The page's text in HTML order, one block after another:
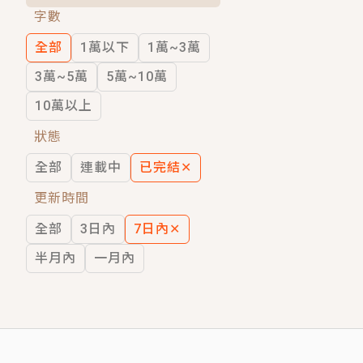
穿越｜《穿越遠古後成了野人娘子》你
字數
全部
1萬以下
1萬~3萬
3萬~5萬
5萬~10萬
10萬以上
狀態
全部
連載中 已完結✕
更新時間
全部
3日內 7日內 ✕
半月內
一月內